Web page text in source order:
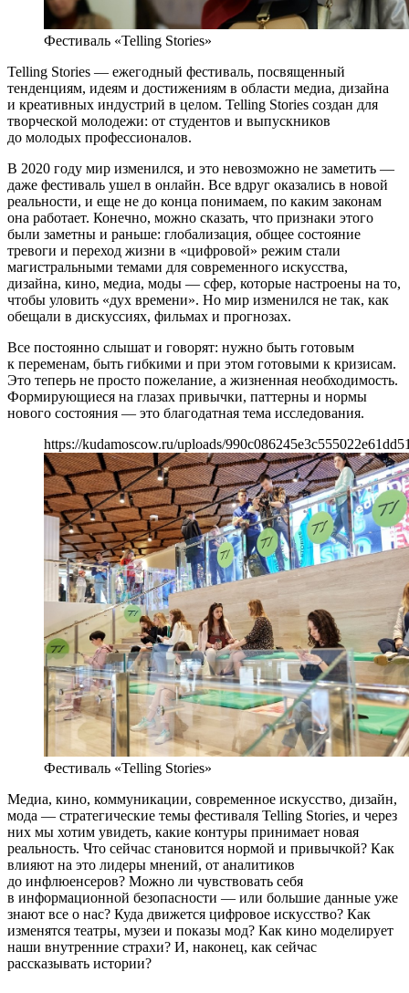
Фестиваль «Telling Stories»
Telling Stories — ежегодный фестиваль, посвященный
тенденциям, идеям и достижениям в области медиа, дизайна
и креативных индустрий в целом. Telling Stories создан для
творческой молодежи: от студентов и выпускников
до молодых профессионалов.
В 2020 году мир изменился, и это невозможно не заметить —
даже фестиваль ушел в онлайн. Все вдруг оказались в новой
реальности, и еще не до конца понимаем, по каким законам
она работает. Конечно, можно сказать, что признаки этого
были заметны и раньше: глобализация, общее состояние
тревоги и переход жизни в «цифровой» режим стали
магистральными темами для современного искусства,
дизайна, кино, медиа, моды — сфер, которые настроены на то,
чтобы уловить «дух времени». Но мир изменился не так, как
обещали в дискуссиях, фильмах и прогнозах.
Все постоянно слышат и говорят: нужно быть готовым
к переменам, быть гибкими и при этом готовыми к кризисам.
Это теперь не просто пожелание, а жизненная необходимость.
Формирующиеся на глазах привычки, паттерны и нормы
нового состояния — это благодатная тема исследования.
https://kudamoscow.ru/uploads/
Фестиваль «Telling Stories»
Медиа, кино, коммуникации, современное искусство, дизайн,
мода — стратегические темы фестиваля Telling Stories, и через
них мы хотим увидеть, какие контуры принимает новая
реальность. Что сейчас становится нормой и привычкой? Как
влияют на это лидеры мнений, от аналитиков
до инфлюенсеров? Можно ли чувствовать себя
в информационной безопасности — или большие данные уже
знают все о нас? Куда движется цифровое искусство? Как
изменятся театры, музеи и показы мод? Как кино моделирует
наши внутренние страхи? И, наконец, как сейчас
рассказывать истории?